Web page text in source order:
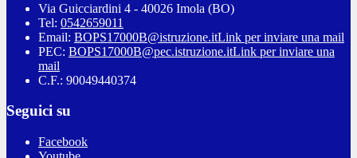
Via Guicciardini 4 - 40026 Imola (BO)
Tel: 0542659011
Email: BOPS17000B@istruzione.itLink per inviare una mail
PEC: BOPS17000B@pec.istruzione.itLink per inviare una
mail
C.F.: 90049440374
Seguici su
Facebook